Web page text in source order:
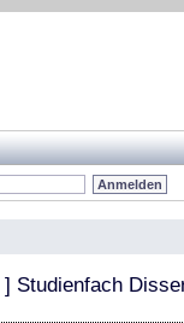
] Studienfach